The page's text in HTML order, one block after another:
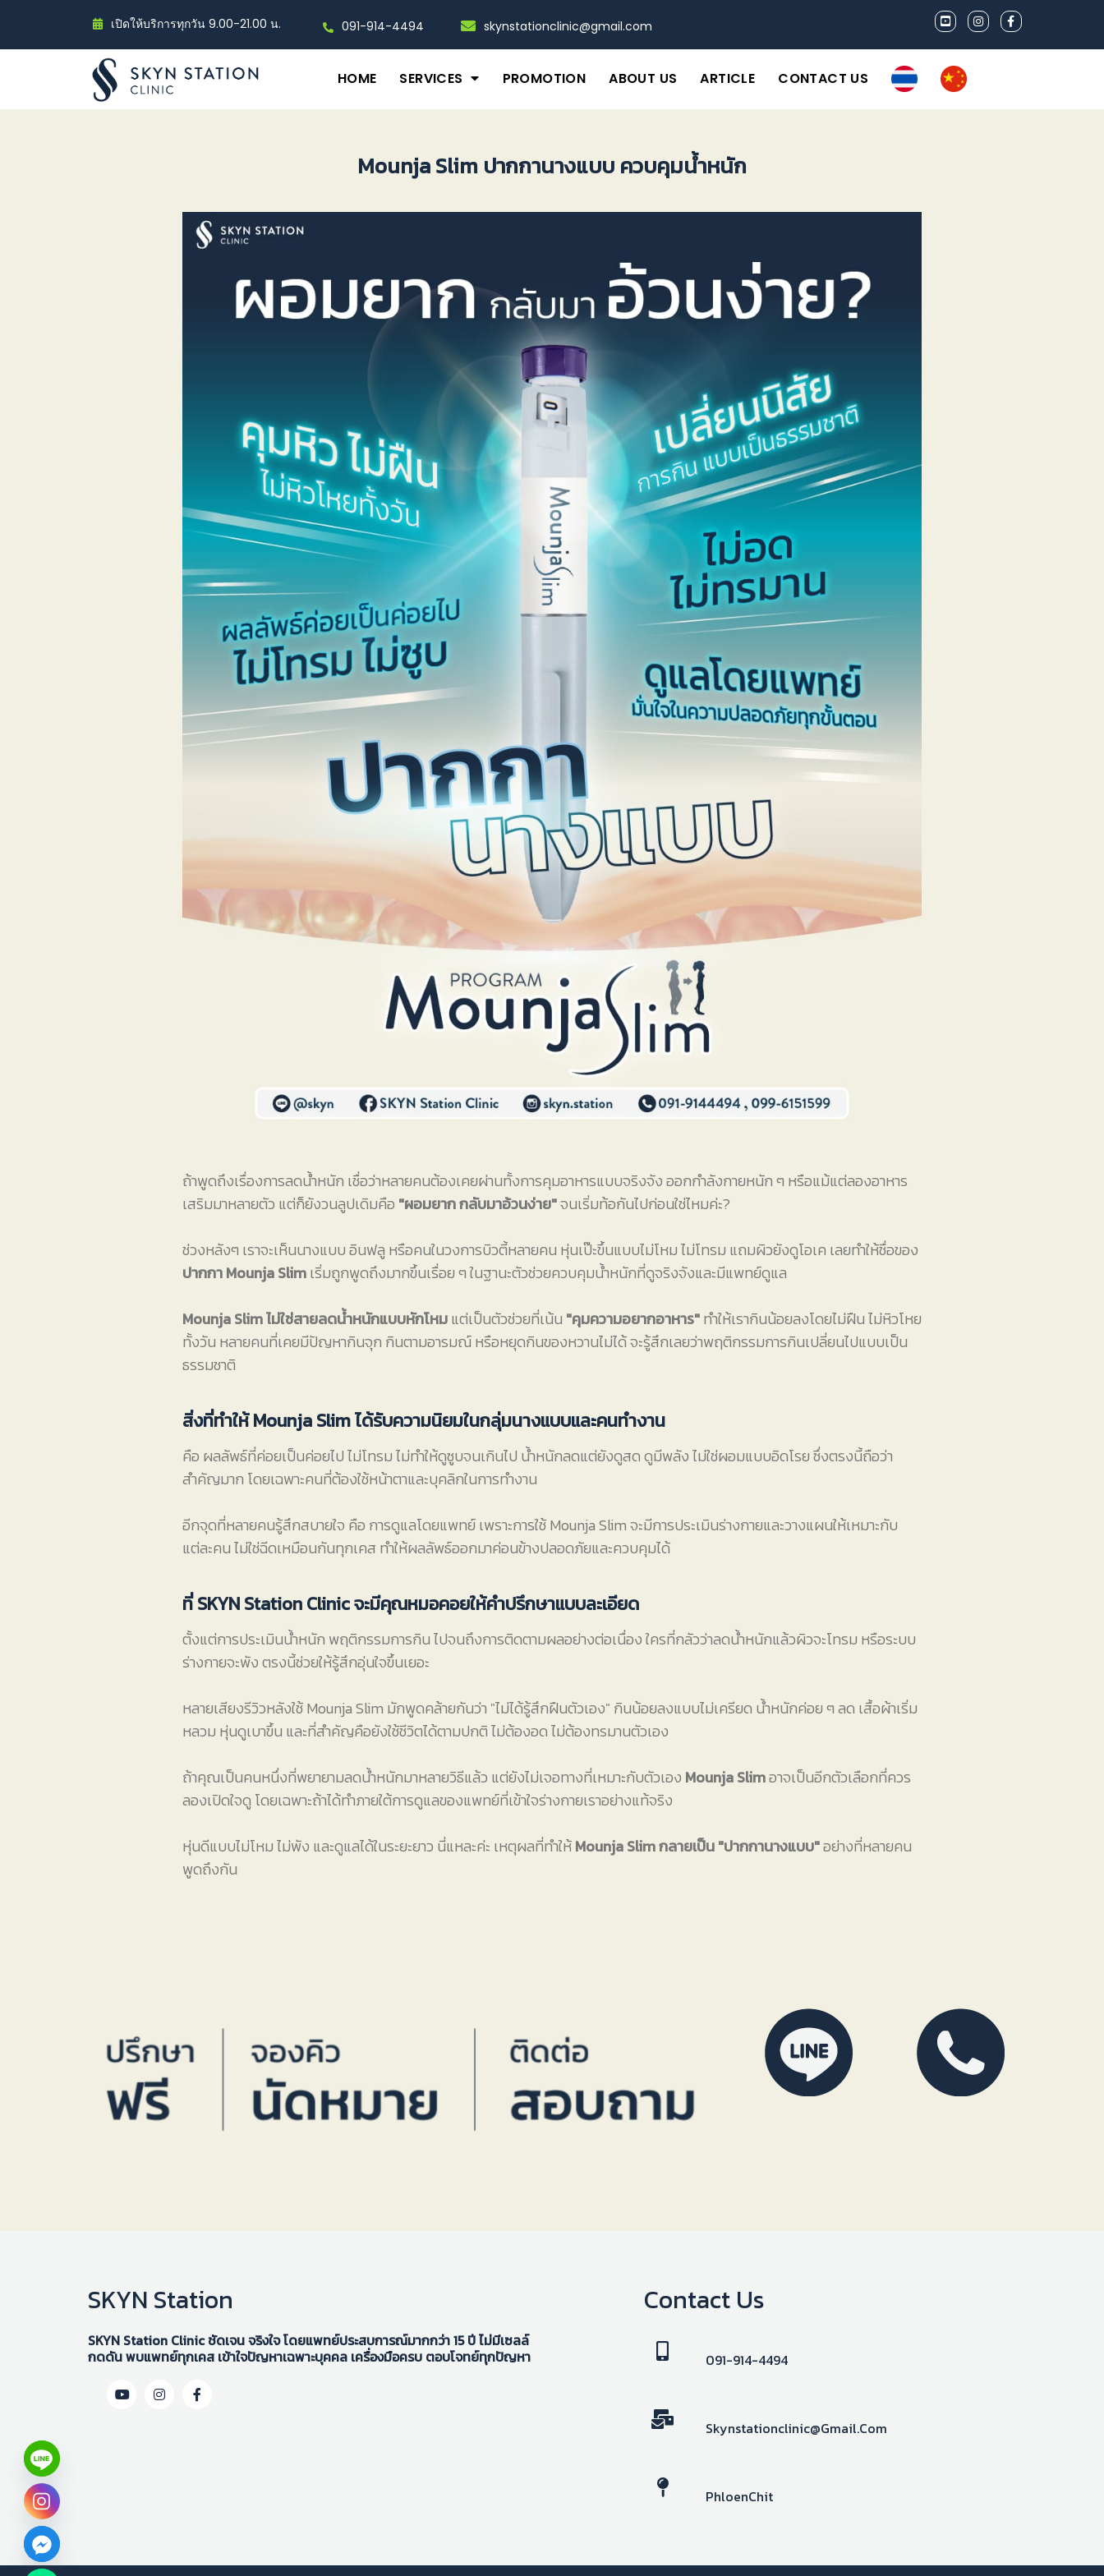
เปิดให้บริการทุกวัน 9.00-21.00 น. 091-914-4494 skynstationclinic@gmail.com
HOME SERVICES PROMOTION ABOUT US ARTICLE CONTACT US
Mounja Slim ปากกานางแบบ ควบคุมน้ำหนัก
ถ้าพูดถึงเรื่องการลดน้ำหนัก เชื่อว่าหลายคนต้องเคยผ่านทั้งการคุมอาหารแบบจริงจัง ออกกำลังกายหนัก ๆ หรือแม้แต่ลองอาหาร
เสริมมาหลายตัว แต่ก็ยังวนลูปเดิมคือ "ผอมยาก กลับมาอ้วนง่าย"จนเริ่มท้อกันไปก่อนใช่ไหมค่ะ?
ช่วงหลังๆ เราจะเห็นนางแบบ อินฟลู หรือคนในวงการบิวตี้หลายคน หุ่นเป๊ะขึ้นแบบไม่โหม ไม่โทรม แถมผิวยังดูโอเค เลยทำให้ชื่อของ
ปากกา Mounja Slimเริ่มถูกพูดถึงมากขึ้นเรื่อย ๆ ในฐานะตัวช่วยควบคุมน้ำหนักที่ดูจริงจังและมีแพทย์ดูแล
Mounja Slim ไม่ใช่สายลดน้ำหนักแบบหักโหมแต่เป็นตัวช่วยที่เน้น "คุมความอยากอาหาร"ทำให้เรากินน้อยลงโดยไม่ฝืน ไม่หิวโหย
ทั้งวัน หลายคนที่เคยมีปัญหากินจุก กินตามอารมณ์ หรือหยุดกินของหวานไม่ได้ จะรู้สึกเลยว่าพฤติกรรมการกินเปลี่ยนไปแบบเป็น
ธรรมชาติ
สิ่งที่ทำให้ Mounja Slim ได้รับความนิยมในกลุ่มนางแบบและคนทำงาน
คือ ผลลัพธ์ที่ค่อยเป็นค่อยไป ไม่โทรม ไม่ทำให้ดูซูบจนเกินไป น้ำหนักลดแต่ยังดูสด ดูมีพลัง ไม่ใช่ผอมแบบอิดโรย ซึ่งตรงนี้ถือว่า
สำคัญมาก โดยเฉพาะคนที่ต้องใช้หน้าตาและบุคลิกในการทำงาน
อีกจุดที่หลายคนรู้สึกสบายใจ คือ การดูแลโดยแพทย์ เพราะการใช้ Mounja Slim จะมีการประเมินร่างกายและวางแผนให้เหมาะกับ
แต่ละคน ไม่ใช่ฉีดเหมือนกันทุกเคส ทำให้ผลลัพธ์ออกมาค่อนข้างปลอดภัยและควบคุมได้
ที่ SKYN Station Clinic จะมีคุณหมอคอยให้คำปรึกษาแบบละเอียด
ตั้งแต่การประเมินน้ำหนัก พฤติกรรมการกิน ไปจนถึงการติดตามผลอย่างต่อเนื่อง ใครที่กลัวว่าลดน้ำหนักแล้วผิวจะโทรม หรือระบบ
ร่างกายจะพัง ตรงนี้ช่วยให้รู้สึกอุ่นใจขึ้นเยอะ
หลายเสียงรีวิวหลังใช้ Mounja Slim มักพูดคล้ายกันว่า "ไม่ได้รู้สึกฝืนตัวเอง" กินน้อยลงแบบไม่เครียด น้ำหนักค่อย ๆ ลด เสื้อผ้าเริ่ม
หลวม หุ่นดูเบาขึ้น และที่สำคัญคือยังใช้ชีวิตได้ตามปกติ ไม่ต้องอด ไม่ต้องทรมานตัวเอง
ถ้าคุณเป็นคนหนึ่งที่พยายามลดน้ำหนักมาหลายวิธีแล้ว แต่ยังไม่เจอทางที่เหมาะกับตัวเอง Mounja Slimอาจเป็นอีกตัวเลือกที่ควร
ลองเปิดใจดู โดยเฉพาะถ้าได้ทำภายใต้การดูแลของแพทย์ที่เข้าใจร่างกายเราอย่างแท้จริง
หุ่นดีแบบไม่โหม ไม่พัง และดูแลได้ในระยะยาว นี่แหละค่ะ เหตุผลที่ทำให้Mounja Slim กลายเป็น "ปากกานางแบบ"อย่างที่หลายคน
พูดถึงกัน
SKYN Station
SKYN Station Clinic ชัดเจน จริงใจ โดยแพทย์ประสบการณ์มากกว่า 15 ปี ไม่มีเซลล์
กดดัน พบแพทย์ทุกเคส เข้าใจปัญหาเฉพาะบุคคล เครื่องมือครบ ตอบโจทย์ทุกปัญหา
Contact Us
091-914-4494
Skynstationclinic@gmail.com
PhloenChit